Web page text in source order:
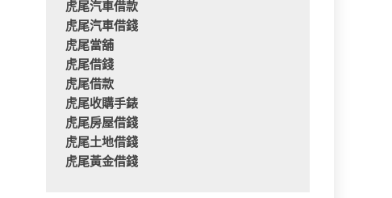
虎尾汽車借款
虎尾汽車借錢
虎尾當舖
虎尾借錢
虎尾借款
虎尾收購手錶
虎尾房屋借錢
虎尾土地借錢
虎尾黃金借錢